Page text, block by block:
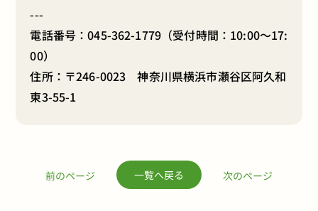
---
電話番号：045-362-1779 （受付時間：10:00～17:
00）
住所：〒246-0023 神奈川県横浜市瀬谷区阿久和
東3-55-1
前のページ 一覧へ戻る 次のページ